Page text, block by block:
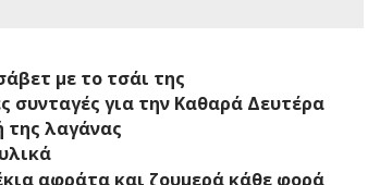
με το τσάι της
συνταγές για την Καθαρά Δευτέρα
της λαγάνας
αφράτα και ζουμερά κάθε φορά